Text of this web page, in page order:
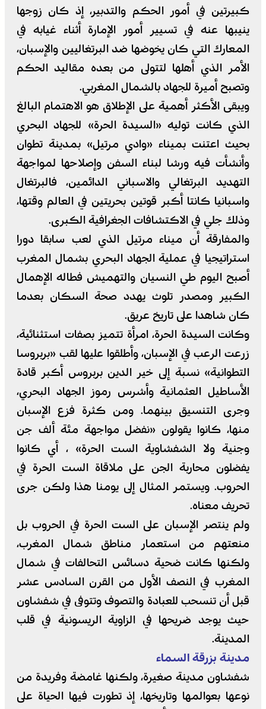
كبيرتين في أمور الحكم والتدبير، إذ كان زوجها
ينيبها عنه في تسيير أمور الإمارة أثناء غيابه في
المعارك التي كان يخوضها ضد البرتغاليين والإسبان،
الأمر الذي أهلها لتتولى من بعده مقاليد الحكم
وتصبح أميرة للجهاد بالشمال المغربي.
ويبقى الأكثر أهمية على الإطلاق هو الاهتمام البالغ
الذي كانت توليه «السيدة الحرة» للجهاد البحري
بحيث اعتنت بميناء «وادي مرتيل» بمدينة تطوان
وأنشأت فيه ورشا لبناء السفن وإصلاحها لمواجهة
التهديد البرتغالي والاسباني الدائمين، فالبرتغال
واسبانيا كانتا أكبر قوتين بحريتين في العالم وقتها،
وذلك جلي في الاكتشافات الجغرافية الكبرى.
والمفارقة أن ميناء مرتيل الذي لعب سابقا دورا
استراتيجيا في عملية الجهاد البحري بشمال المغرب
أصبح اليوم طي النسيان والتهميش فطاله الإهمال
الكبير ومصدر تلوث يهدد صحة السكان بعدما
كان شاهدا على تاريخ عريق.
وكانت السيدة الحرة، امرأة تتميز بصفات استثنائية،
زرعت الرعب في الإسبان، وأطلقوا عليها لقب «بربروسا
التطوانية» نسبة إلى خير الدين بربروس أكبر قادة
الأساطيل العثمانية وأشرس رموز الجهاد البحري،
وجرى التنسيق بينهما. ومن كثرة فزع الإسبان
منها، كانوا يقولون «نفضل مواجهة مئة ألف جن
وجنية ولا الشفشاوية الست الحرة» ، أي كانوا
يفضلون محاربة الجن على ملاقاة الست الحرة في
الحروب. ويستمر المثال إلى يومنا هذا ولكن جرى
تحريف معناه.
ولم ينتصر الإسبان على الست الحرة في الحروب بل
منعتهم من استعمار مناطق شمال المغرب،
ولكنها كانت ضحية دسائس التحالفات في شمال
المغرب في النصف الأول من القرن السادس عشر
قبل أن تنسحب للعبادة والتصوف وتتوفى في شفشاون
حيث يوجد ضريحها في الزاوية الريسونية في قلب
المدينة.
مدينة بزرقة السماء
شفشاون مدينة صغيرة، ولكنها غامضة وفريدة من
نوعها بعوالمها وتاريخها، إذ تطورت فيها الحياة على